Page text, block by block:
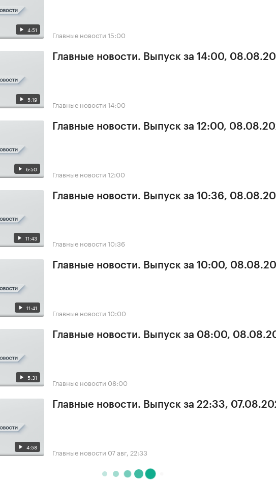
4:51 Главные новости 15:00
5:19
Главные новости. Выпуск за 14:00,
Главные новости 14:00
6:50
Главные новости. Выпуск за 12:00,
Главные новости 12:00
11:43
Главные новости. Выпуск за 10:36,
Главные новости 10:36
11:41
Главные новости. Выпуск за 10:00,
Главные новости 10:00
5:31
Главные новости. Выпуск за 08:00,
Главные новости 08:00
4:58
Главные новости. Выпуск за 22:33,
Главные новости 07 авг, 22:33